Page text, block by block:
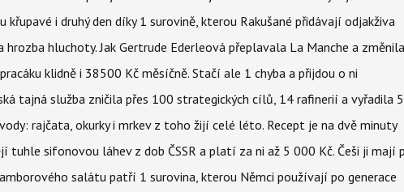
křupavé i druhý den díky 1 surovině, kterou Rakušané přidávají odjakživa
hluchoty. Jak Gertrude Ederleová přeplavala La Manche a
klidně i 38500 Kč měsíčně. Stačí ale 1 chyba a přijdou o ni
tajná služba zničila přes 100 strategických cílů, 14 rafinerií a vyřadila
rajčata, okurky i mrkev z toho žijí celé léto. Recept je na dvě minuty
tuhle sifonovou láhev z dob ČSSR a platí za ni až 5 000 Kč. Češi ji mají
salátu patří 1 surovina, kterou Němci používají po generace